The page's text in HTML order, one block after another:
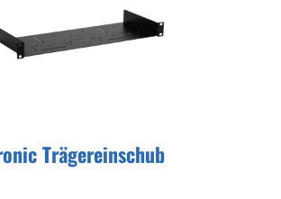
Trägereinschub